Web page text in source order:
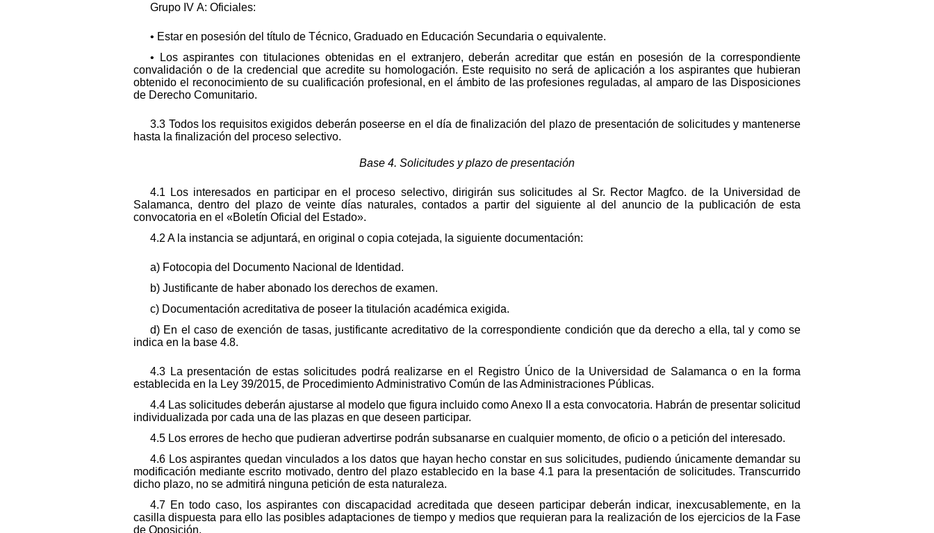
Grupo IV A: Oficiales:
• Estar en posesión del título de Técnico, Graduado en Educación Secundaria o equivalente.
• Los aspirantes con titulaciones obtenidas en el extranjero, deberán acreditar que están en posesión de la correspondiente
convalidación o de la credencial que acredite su homologación. Este requisito no será de aplicación a los aspirantes que hubieran
obtenido el reconocimiento de su cualificación profesional, en el ámbito de las profesiones reguladas, al amparo de las Disposiciones
de Derecho Comunitario.
3.3 Todos los requisitos exigidos deberán poseerse en el día de finalización del plazo de presentación de solicitudes y mantenerse
hasta la finalización del proceso selectivo.
Base 4. Solicitudes y plazo de presentación
4.1 Los interesados en participar en el proceso selectivo, dirigirán sus solicitudes al Sr. Rector Magfco. de la Universidad de
Salamanca, dentro del plazo de veinte días naturales, contados a partir del siguiente al del anuncio de la publicación de esta
convocatoria en el «Boletín Oficial del Estado».
4.2 A la instancia se adjuntará, en original o copia cotejada, la siguiente documentación:
a) Fotocopia del Documento Nacional de Identidad.
b) Justificante de haber abonado los derechos de examen.
c) Documentación acreditativa de poseer la titulación académica exigida.
d) En el caso de exención de tasas, justificante acreditativo de la correspondiente condición que da derecho a ella, tal y como se
indica en la base 4.8.
4.3 La presentación de estas solicitudes podrá realizarse en el Registro Único de la Universidad de Salamanca o en la forma
establecida en la Ley 39/2015, de Procedimiento Administrativo Común de las Administraciones Públicas.
4.4 Las solicitudes deberán ajustarse al modelo que figura incluido como Anexo II a esta convocatoria. Habrán de presentar solicitud
individualizada por cada una de las plazas en que deseen participar.
4.5 Los errores de hecho que pudieran advertirse podrán subsanarse en cualquier momento, de oficio o a petición del interesado.
4.6 Los aspirantes quedan vinculados a los datos que hayan hecho constar en sus solicitudes, pudiendo únicamente demandar su
modificación mediante escrito motivado, dentro del plazo establecido en la base 4.1 para la presentación de solicitudes. Transcurrido
dicho plazo, no se admitirá ninguna petición de esta naturaleza.
4.7 En todo caso, los aspirantes con discapacidad acreditada que deseen participar deberán indicar, inexcusablemente, en la
casilla dispuesta para ello las posibles adaptaciones de tiempo y medios que requieran para la realización de los ejercicios de la Fase
de Oposición.